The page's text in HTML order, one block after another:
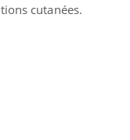
cutanées.